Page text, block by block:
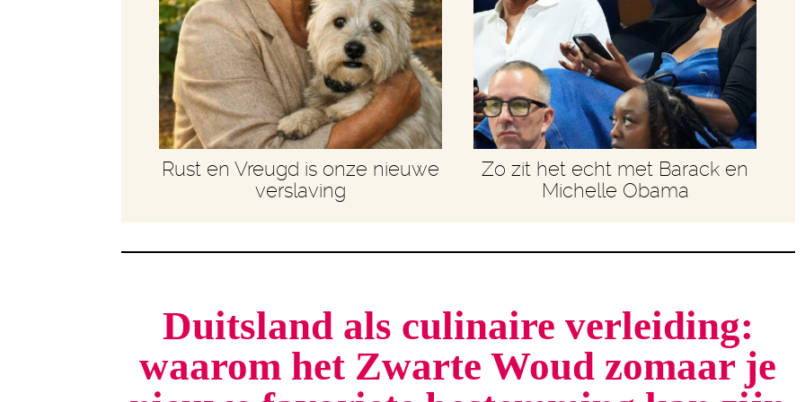
Rust en Vreugd is onze nieuwe
verslaving
Zo zit het echt met Barack en
Michelle Obama
Duitsland als culinaire verleiding:
waarom het Zwarte Woud zomaar je